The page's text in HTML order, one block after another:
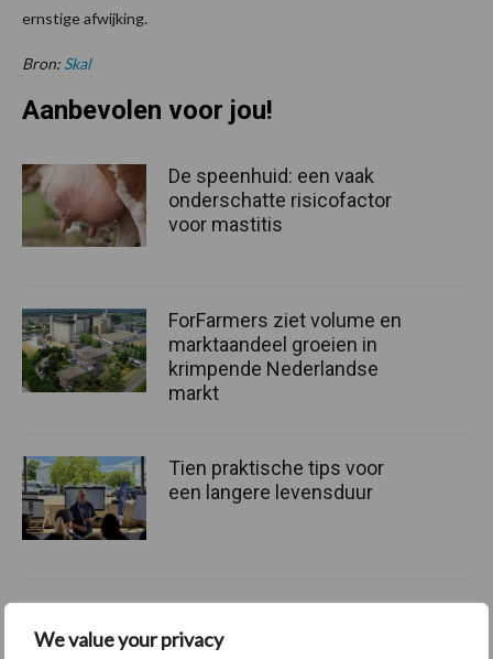
We value your privacy
ernstige afwijking.
Bron: Skal
Aanbevolen voor jou!
De speenhuid: een vaak
onderschatte risicofactor
voor mastitis
ForFarmers ziet volume en
marktaandeel groeien in
krimpende Nederlandse
markt
Tien praktische tips voor
een langere levensduur
Themapagina's